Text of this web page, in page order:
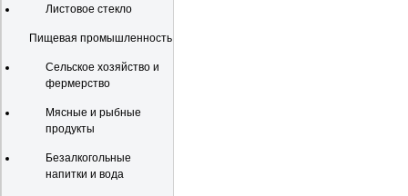
Листовое стекло
Пищевая промышленность
Сельское хозяйство и
фермерство
Мясные и рыбные
продукты
Безалкогольные
напитки и вода